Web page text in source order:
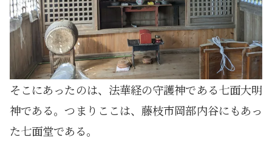
そこにあったのは、法華経の守護神である七面大明
神である。つまりここは、藤枝市岡部内谷にもあっ
た七面堂である。